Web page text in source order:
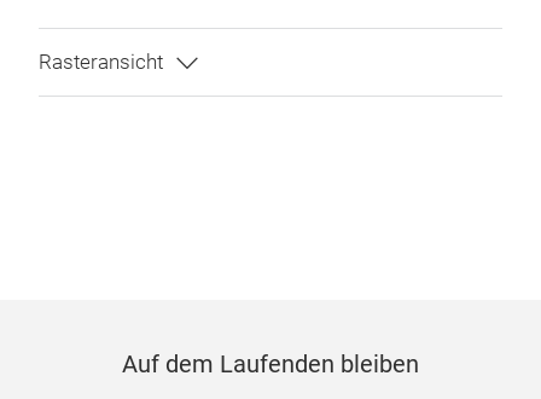
Auf dem Laufenden bleiben